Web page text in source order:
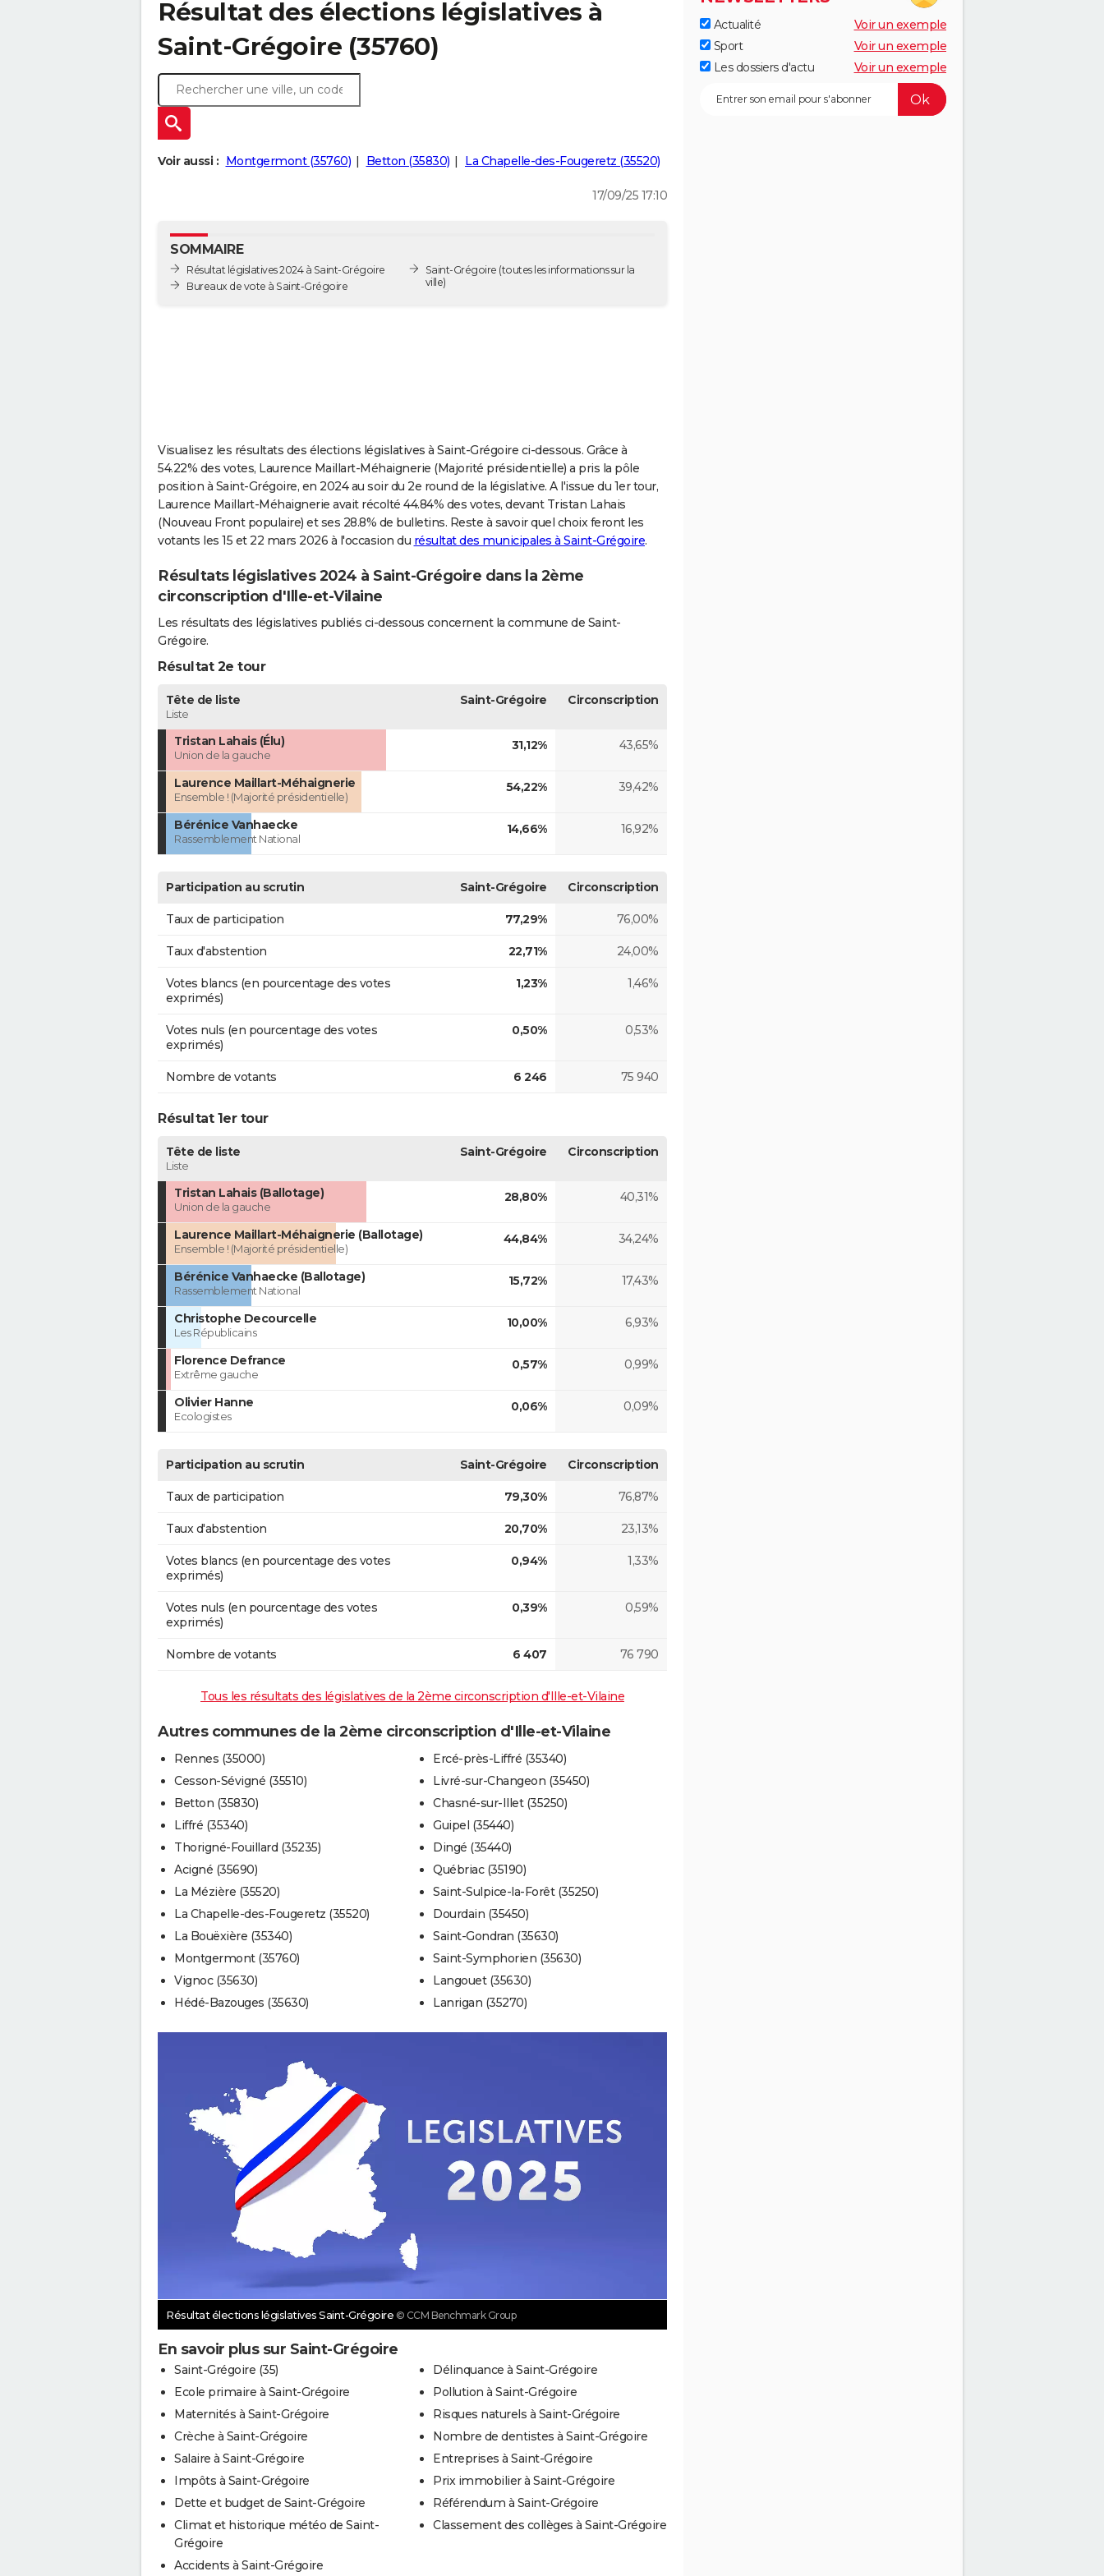
Résultat des élections législatives à
Saint-Grégoire (35760)
Voir aussi : Montgermont (35760) Betton (35830) La Chapelle-des-Fougeretz (35520)
17/09/25 17:10
SOMMAIRE
Résultat législatives 2024 à Saint-Grégoire
Bureaux de vote à Saint-Grégoire
Saint-Grégoire (toutes les informations sur la
ville)
Visualisez les résultats des élections législatives à Saint-Grégoire ci-dessous. Grâce à
54.22% des votes, Laurence Maillart-Méhaignerie (Majorité présidentielle) a pris la pôle
position à Saint-Grégoire, en 2024 au soir du 2e round de la législative. A l'issue du 1er tour,
Laurence Maillart-Méhaignerie avait récolté 44.84% des votes, devant Tristan Lahais
(Nouveau Front populaire) et ses 28.8% de bulletins. Reste à savoir quel choix feront les
votants les 15 et 22 mars 2026 à l'occasion du résultat des municipales à Saint-Grégoire.
Résultats législatives 2024 à Saint-Grégoire dans la 2ème
circonscription d'Ille-et-Vilaine
Les résultats des législatives publiés ci-dessous concernent la commune de Saint-
Grégoire.
Résultat 2e tour
Tête de liste
Liste
Saint-Grégoire Circonscription
Tristan Lahais (Élu)
Union de la gauche
31,12% 43,65%
Laurence Maillart-Méhaignerie
Ensemble ! (Majorité présidentielle)
54,22% 39,42%
Bérénice Vanhaecke
Rassemblement National
14,66% 16,92%
Participation au scrutin Saint-Grégoire Circonscription
Taux de participation 77,29% 76,00%
Taux d'abstention 22,71% 24,00%
Votes blancs (en pourcentage des votes
exprimés)
1,23% 1,46%
Votes nuls (en pourcentage des votes
exprimés)
0,50% 0,53%
Nombre de votants 6 246 75 940
Résultat 1er tour
Tête de liste
Liste
Saint-Grégoire Circonscription
Tristan Lahais (Ballotage)
Union de la gauche
28,80% 40,31%
Laurence Maillart-Méhaignerie (Ballotage)
Ensemble ! (Majorité présidentielle)
44,84% 34,24%
Bérénice Vanhaecke (Ballotage)
Rassemblement National
15,72% 17,43%
Christophe Decourcelle
Les Républicains
10,00% 6,93%
Florence Defrance
Extrême gauche
0,57% 0,99%
Olivier Hanne
Ecologistes
0,06% 0,09%
Participation au scrutin Saint-Grégoire Circonscription
Taux de participation 79,30% 76,87%
Taux d'abstention 20,70% 23,13%
Votes blancs (en pourcentage des votes
exprimés)
0,94% 1,33%
Votes nuls (en pourcentage des votes
exprimés)
0,39% 0,59%
Nombre de votants 6 407 76 790
Tous les résultats des législatives de la 2ème circonscription d'Ille-et-Vilaine
Autres communes de la 2ème circonscription d'Ille-et-Vilaine
Rennes (35000)
Cesson-Sévigné (35510)
Betton (35830)
Liffré (35340)
Thorigné-Fouillard (35235)
Acigné (35690)
La Mézière (35520)
La Chapelle-des-Fougeretz (35520)
La Bouëxière (35340)
Montgermont (35760)
Vignoc (35630)
Hédé-Bazouges (35630)
Ercé-près-Liffré (35340)
Livré-sur-Changeon (35450)
Chasné-sur-Illet (35250)
Guipel (35440)
Dingé (35440)
Québriac (35190)
Saint-Sulpice-la-Forêt (35250)
Dourdain (35450)
Saint-Gondran (35630)
Saint-Symphorien (35630)
Langouet (35630)
Lanrigan (35270)
Résultat élections législatives Saint-Grégoire © CCM Benchmark Group
En savoir plus sur Saint-Grégoire
Saint-Grégoire (35)
Ecole primaire à Saint-Grégoire
Maternités à Saint-Grégoire
Crèche à Saint-Grégoire
Salaire à Saint-Grégoire
Impôts à Saint-Grégoire
Dette et budget de Saint-Grégoire
Climat et historique météo de Saint-
Grégoire
Accidents à Saint-Grégoire
Délinquance à Saint-Grégoire
Pollution à Saint-Grégoire
Risques naturels à Saint-Grégoire
Nombre de dentistes à Saint-Grégoire
Entreprises à Saint-Grégoire
Prix immobilier à Saint-Grégoire
Référendum à Saint-Grégoire
Classement des collèges à Saint-Grégoire
Actualité
Voir un exemple
Sport
Voir un exemple
Les dossiers d'actu
Voir un exemple